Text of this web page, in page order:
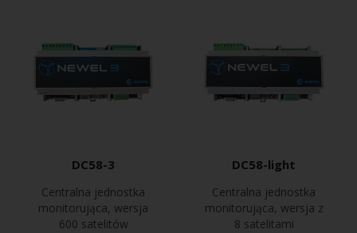
DC58-3
Centralna jednostka
monitorująca, wersja
600 satelitów
DC58-light
Centralna jednostka
monitorująca, wersja z
8 satelitami